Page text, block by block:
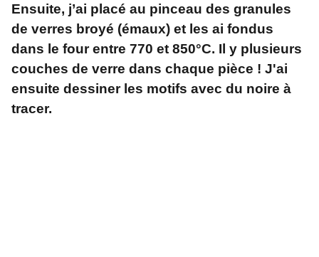
Ensuite, j’ai placé au pinceau des granules
de verres broyé (émaux) et les ai fondus
dans le four entre 770 et 850°C. Il y plusieurs
couches de verre dans chaque pièce ! J'ai
ensuite dessiner les motifs avec du noire à
tracer.